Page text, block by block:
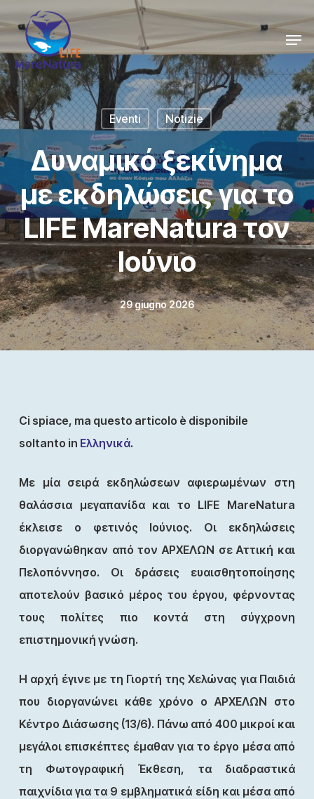
to
main
content
Eventi Notizie
Δυναμικό ξεκίνημα
με εκδηλώσεις για το
LIFE MareNatura τον
Ιούνιο
29 giugno 2026
Ci spiace, ma questo articolo è disponibile
soltanto in Ελληνικά.
Με μία σειρά εκδηλώσεων αφιερωμένων στη
θαλάσσια μεγαπανίδα και το LIFE MareNatura
έκλεισε ο φετινός Ιούνιος. Οι εκδηλώσεις
διοργανώθηκαν από τον ΑΡΧΕΛΩΝ σε Αττική και
Πελοπόννησο. Οι δράσεις ευαισθητοποίησης
αποτελούν βασικό μέρος του έργου, φέρνοντας
τους πολίτες πιο κοντά στη σύγχρονη
επιστημονική γνώση.
Η αρχή έγινε με τη Γιορτή της Χελώνας για Παιδιά
που διοργανώνει κάθε χρόνο ο ΑΡΧΕΛΩΝ στο
Κέντρο Διάσωσης (13/6). Πάνω από 400 μικροί και
μεγάλοι επισκέπτες έμαθαν για το έργο μέσα από
τη Φωτογραφική Έκθεση, τα διαδραστικά
παιχνίδια για τα 9 εμβληματικά είδη και μέσα από
Close
Menu